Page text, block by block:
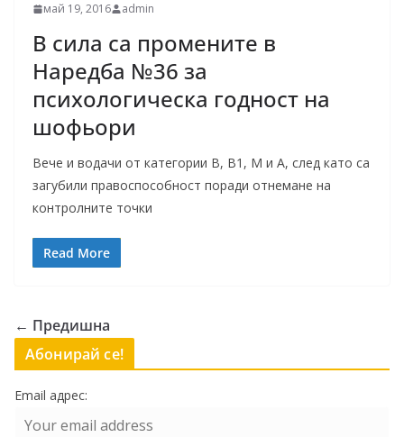
май 19, 2016 admin
В сила са промените в
Наредба №36 за
психологическа годност на
шофьори
Вече и водачи от категории В, В1, М и А, след като са
загубили правоспособност поради отнемане на
контролните точки
Read More
← Предишна
Абонирай се!
Email адрес: